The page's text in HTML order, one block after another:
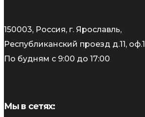
150003, Россия, г. Ярославль,
Республиканский проезд д.11, оф.1
По будням с 9:00 до 17:00
Мы в сетях: